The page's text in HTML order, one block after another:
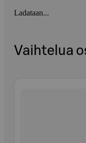
Ladataan...
Vaihtelua